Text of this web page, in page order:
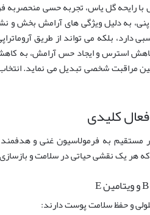
رایحه گل یاس، تجربه حسی منحصربه
به دلیل ویژگی های آرامش بخش و
دارد، بلکه می تواند از طریق
استرس و ایجاد حس آرامش، به
مراقبت شخصی تبدیل می نماید.
کلیدی
به فرمولاسیون غنی و
هر یک نقشی حیاتی در سلامت و